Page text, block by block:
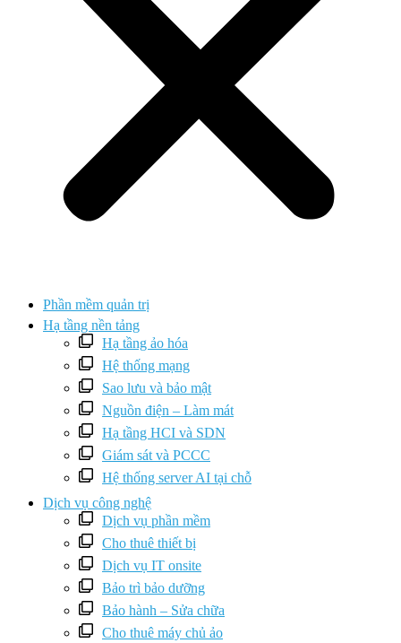
Phần mềm quản trị
Hạ tầng nền tảng
Hạ tầng ảo hóa
Hệ thống mạng
Sao lưu và bảo mật
Nguồn điện – Làm mát
Hạ tầng HCI và SDN
Giám sát và PCCC
Hệ thống server AI tại chỗ
Dịch vụ công nghệ
Dịch vụ phần mềm
Cho thuê thiết bị
Dịch vụ IT onsite
Bảo trì bảo dưỡng
Bảo hành – Sửa chữa
Cho thuê máy chủ ảo